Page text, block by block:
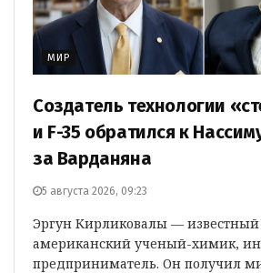
МИР
Создатель технологии
и F-35 обратился к
за Варданяна
5 августа 2026, 09:23
Эргун Кирликовалы — известный
американский ученый-химик,
предприниматель. Он получил